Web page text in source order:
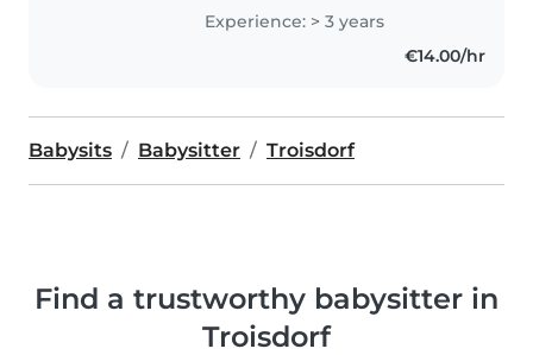
Experience: > 3 years
€14.00/hr
Babysits Babysitter Troisdorf
Find a trustworthy babysitter in
Troisdorf